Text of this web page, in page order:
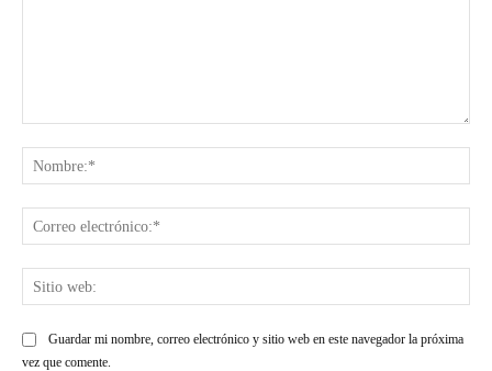
Guardar mi nombre, correo electrónico y sitio web en este navegador la próxima
vez que comente.